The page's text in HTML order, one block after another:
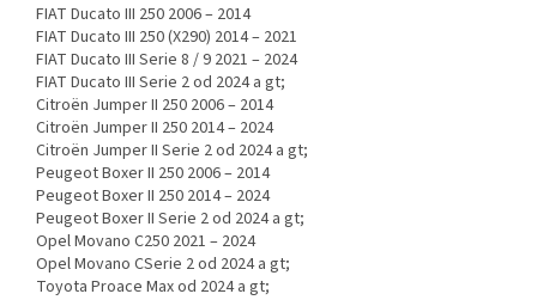
FIAT Ducato III 250 2006 – 2014
FIAT Ducato III 250 (X290) 2014 – 2021
FIAT Ducato III Serie 8 / 9 2021 – 2024
FIAT Ducato III Serie 2 od 2024 a gt;
Citroën Jumper II 250 2006 – 2014
Citroën Jumper II 250 2014 – 2024
Citroën Jumper II Serie 2 od 2024 a gt;
Peugeot Boxer II 250 2006 – 2014
Peugeot Boxer II 250 2014 – 2024
Peugeot Boxer II Serie 2 od 2024 a gt;
Opel Movano C250 2021 – 2024
Opel Movano CSerie 2 od 2024 a gt;
Toyota Proace Max od 2024 a gt;